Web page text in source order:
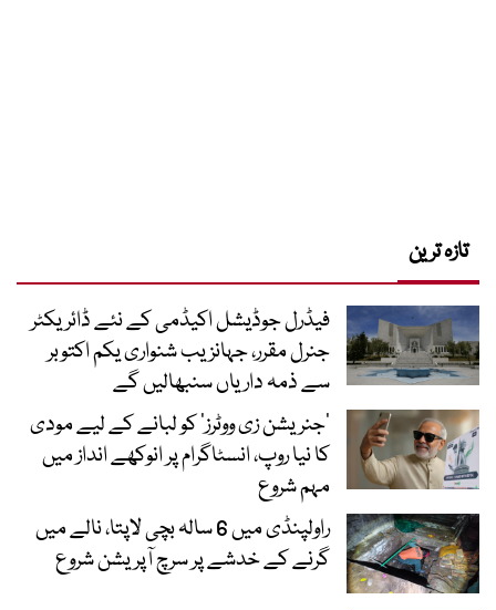
تازہ ترین
فیڈرل جوڈیشل اکیڈمی کے نئے ڈائریکٹر
جنرل مقرر، جہانزیب شنواری یکم اکتوبر
سے ذمہ داریاں سنبھالیں گے
’جنریشن زی ووٹرز‘ کو لبانے کے لیے مودی
کا نیا روپ، انسٹاگرام پر انوکھے انداز میں
مہم شروع
راولپنڈی میں 6 سالہ بچی لاپتا، نالے میں
گرنے کے خدشے پر سرچ آپریشن شروع